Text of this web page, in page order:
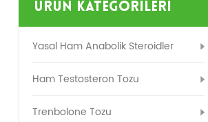
Ürün Kategorileri
Yasal Ham Anabolik Steroidler
Ham Testosteron Tozu
Trenbolone Tozu